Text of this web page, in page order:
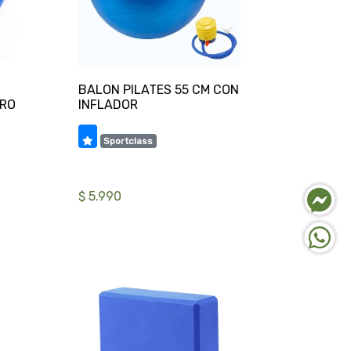
BALON PILATES 55 CM CON
INFLADOR
Sportclass
$ 5.990